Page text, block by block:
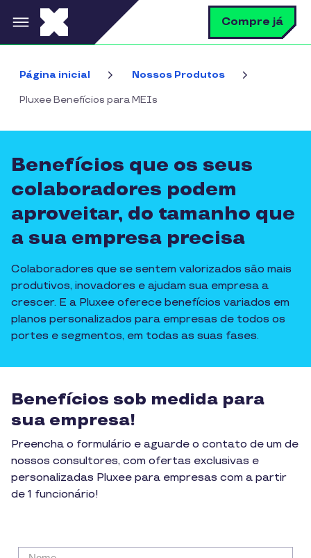
Pular para o conteúdo principal Compre já
Página inicial Nossos Produtos
Pluxee Benefícios para MEIs
Benefícios que os seus
colaboradores podem
aproveitar, do tamanho que
a sua empresa precisa
Colaboradores que se sentem valorizados são mais
produtivos, inovadores e ajudam sua empresa a
crescer. E a Pluxee oferece benefícios variados em
planos personalizados para empresas de todos os
portes e segmentos, em todas as suas fases.
Benefícios sob medida para
sua empresa!
Preencha o formulário e aguarde o contato de um de
nossos consultores, com ofertas exclusivas e
personalizadas Pluxee para empresas com a partir
de 1 funcionário!